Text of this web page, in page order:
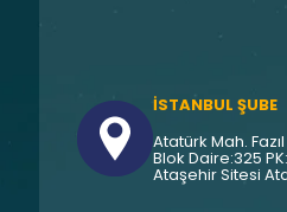
İSTANBUL ŞUBE
Atatürk Mah.
Blok Daire:325
Ataşehir Sitesi